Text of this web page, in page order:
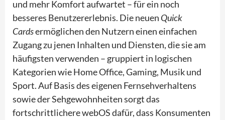
und mehr Komfort aufwartet – für ein noch
besseres Benutzererlebnis. Die neuen Quick
Cardsermöglichen den Nutzern einen einfachen
Zugang zu jenen Inhalten und Diensten, die sie am
häufigsten verwenden – gruppiert in logischen
Kategorien wie Home Office, Gaming, Musik und
Sport. Auf Basis des eigenen Fernsehverhaltens
sowie der Sehgewohnheiten sorgt das
fortschrittlichere webOS dafür, dass Konsumenten